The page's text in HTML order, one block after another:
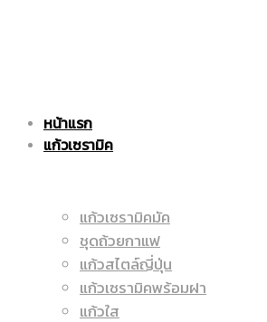
|
ราคา
เซรามิค
หน้าแรก
แก้วเซรามิค
แก้วเซรามิคมัค
ชุดถ้วยกาแฟ
แก้วสไตล์ญี่ปุ่น
แก้วเซรามิคพร้อมฝา
แก้วใส